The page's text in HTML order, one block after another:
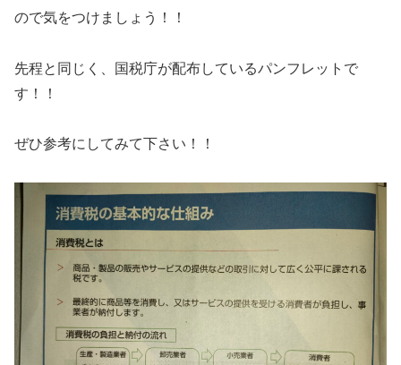
ので気をつけましょう！！
先程と同じく、国税庁が配布しているパンフレットで
す！！
ぜひ参考にしてみて下さい！！